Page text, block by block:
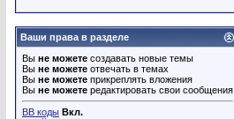
Ваши права в разделе
Вы не можете создавать новые темы
Вы не можете отвечать в темах
Вы не можете прикреплять вложения
Вы не можете редактировать свои сообщения
BB коды Вкл.